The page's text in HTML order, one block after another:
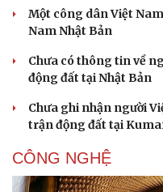
Một công dân Việt
Nam Nhật Bản
Chưa có thông tin về
động đất tại Nhật Bản
Chưa ghi nhận người
trận động đất tại
CÔNG NGHỆ